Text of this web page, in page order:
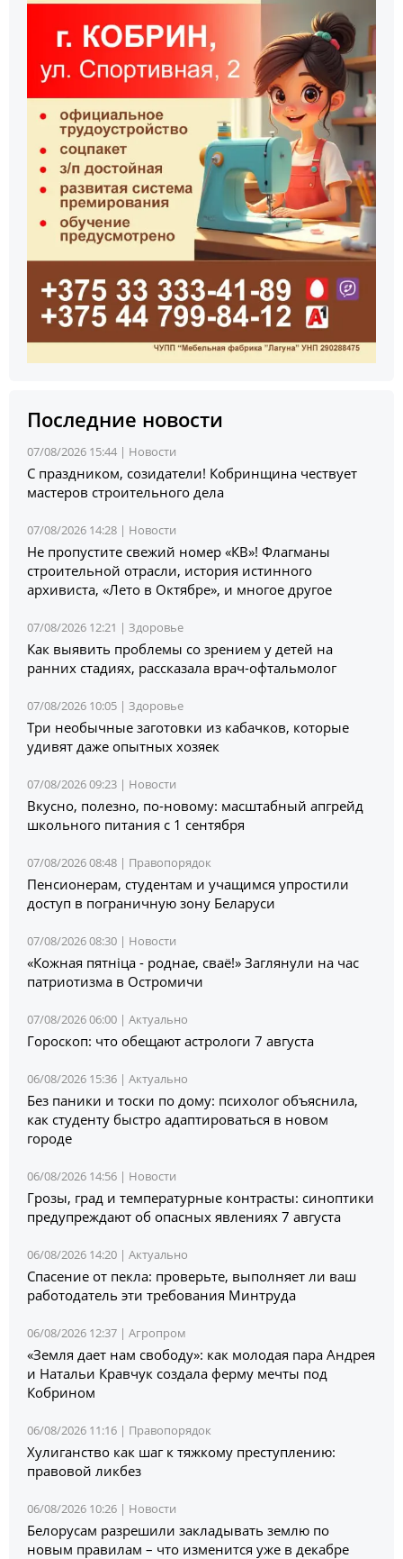
Последние новости
07/08/2026 15:44 | Новости
С праздником, созидатели! Кобринщина чествует
мастеров строительного дела
07/08/2026 14:28 | Новости
Не пропустите свежий номер «КВ»! Флагманы
строительной отрасли, история истинного
архивиста, «Лето в Октябре», и многое другое
07/08/2026 12:21 | Здоровье
Как выявить проблемы со зрением у детей на
ранних стадиях, рассказала врач-офтальмолог
07/08/2026 10:05 | Здоровье
Три необычные заготовки из кабачков, которые
удивят даже опытных хозяек
07/08/2026 09:23 | Новости
Вкусно, полезно, по-новому: масштабный апгрейд
школьного питания с 1 сентября
07/08/2026 08:48 | Правопорядок
Пенсионерам, студентам и учащимся упростили
доступ в пограничную зону Беларуси
07/08/2026 08:30 | Новости
«Кожная пятніца - роднае, сваё!» Заглянули на час
патриотизма в Остромичи
07/08/2026 06:00 | Актуально
Гороскоп: что обещают астрологи 7 августа
06/08/2026 15:36 | Актуально
Без паники и тоски по дому: психолог объяснила,
как студенту быстро адаптироваться в новом
городе
06/08/2026 14:56 | Новости
Грозы, град и температурные контрасты: синоптики
предупреждают об опасных явлениях 7 августа
06/08/2026 14:20 | Актуально
Спасение от пекла: проверьте, выполняет ли ваш
работодатель эти требования Минтруда
06/08/2026 12:37 | Агропром
«Земля дает нам свободу»: как молодая пара Андрея
и Натальи Кравчук создала ферму мечты под
Кобрином
06/08/2026 11:16 | Правопорядок
Хулиганство как шаг к тяжкому преступлению:
правовой ликбез
06/08/2026 10:26 | Новости
Белорусам разрешили закладывать землю по
новым правилам – что изменится уже в декабре